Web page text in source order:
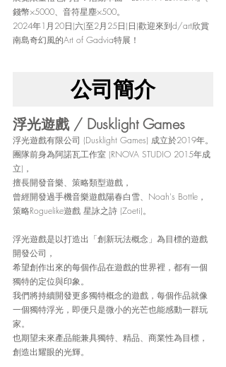
錢幣×5000、音符星塵×500。
2024年1月20日(六)至2月25日(日)歡迎來到d/art欣賞
南島奇幻風的Art of Gadvia特展！
公司簡介
浮光遊戲 / Dusklight Games
浮光遊戲有限公司 (Dusklight Games) 成立於2019年。
團隊前身為阿諾瓦工作室 (RNOVA STUDIO 2015年成
立)，
擅長開發音樂、策略類型遊戲，
曾經開發過手機音樂遊戲陽春白雪、Noah's Bottle，
策略Roguelike遊戲 星詠之詩 (Zoeti)。
浮光遊戲是以打造出「創新玩法概念」為目標的遊戲
開發公司，
希望創作出來的每個作品在遊戲的世界裡，都有一個
獨特的定位與印象。
我們將持續開發更多獨特概念的遊戲，每個作品就像
一個獨特浮光，即便只是微小的光芒也能感動一群玩
家。
也期望未來產品能兼具獨特、精品、商業性為目標，
創造出耀眼的光輝。